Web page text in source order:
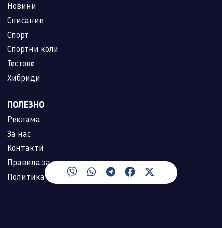
Новини
Списание
Спорт
Спортни коли
Тестове
Хибриди
ПОЛЕЗНО
Реклама
За нас
Контакти
Правила за ползване
Политика за лични данни